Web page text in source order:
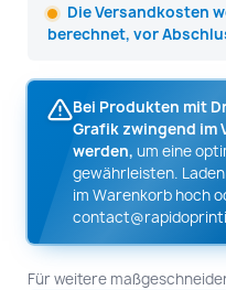
Die Versandkosten
berechnet, vor
Bei Produkten mit
Grafik zwingend
werden, um eine
gewährleisten.
im Warenkorb hoch
Für weitere